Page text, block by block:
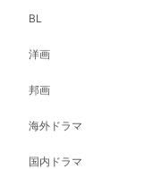
BL
洋画
邦画
海外ドラマ
国内ドラマ